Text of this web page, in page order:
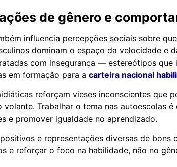
de gênero e
influencia percepções sociais sobre
dominam o espaço da velocidade e
com insegurança — estereótipos
em formação para a carteira nacional
reforçam vieses inconscientes que
volante. Trabalhar o tema nas autoescolas é
e promover igualdade no aprendizado.
e representações diversas de bons
e reforçar o foco na habilidade, não no